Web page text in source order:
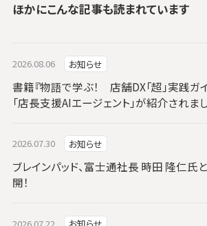
ほかにこんな記事も読まれています
2026.08.06 お知らせ
書籍『物語で学ぶ！ 店舗DX「超」実践ガ
「店長支援AIエージェント」が紹介されま
2026.07.30 お知らせ
ブレインパッド、富士通社長 時田 隆仁氏
開！
2026.07.22